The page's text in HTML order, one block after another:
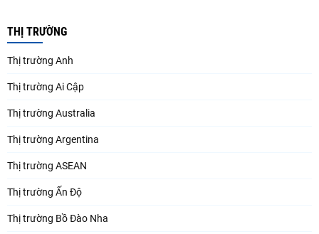
THỊ TRƯỜNG
Thị trường Anh
Thị trường Ai Cập
Thị trường Australia
Thị trường Argentina
Thị trường ASEAN
Thị trường Ấn Độ
Thị trường Bồ Đào Nha